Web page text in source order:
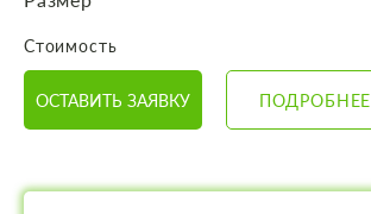
Стоимость
ОСТАВИТЬ ЗАЯВКУ ПОДРОБНЕЕ